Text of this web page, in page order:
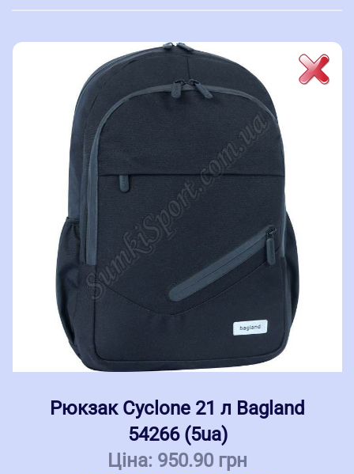
Рюкзак Cyclone 21 л Bagland
54266 (5ua)
Ціна: 950.90 грн